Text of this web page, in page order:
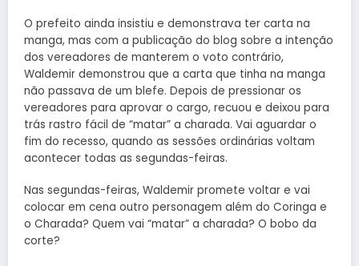
O prefeito ainda insistiu e demonstrava ter carta na
manga, mas com a publicação do blog sobre a intenção
dos vereadores de manterem o voto contrário,
Waldemir demonstrou que a carta que tinha na manga
não passava de um blefe. Depois de pressionar os
vereadores para aprovar o cargo, recuou e deixou para
trás rastro fácil de “matar” a charada. Vai aguardar o
fim do recesso, quando as sessões ordinárias voltam
acontecer todas as segundas-feiras.
Nas segundas-feiras, Waldemir promete voltar e vai
colocar em cena outro personagem além do Coringa e
o Charada? Quem vai “matar” a charada? O bobo da
corte?